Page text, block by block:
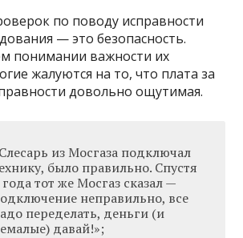
по поводу исправности
— это безопасность.
понимании важности их
жалуются на то, что плата за
довольно ощутимая.
из Мосгаза подключал
было правильно. Спустя
тот же Мосгаз сказал —
неправильно, все
переделать, деньги (и
давай!»;